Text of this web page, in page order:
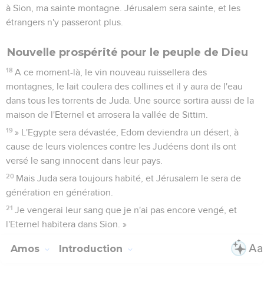
à Sion, ma sainte montagne. Jérusalem sera sainte, et les
étrangers n'y passeront plus.
Nouvelle prospérité pour le peuple de Dieu
18 A ce moment-là, le vin nouveau ruissellera des
montagnes, le lait coulera des collines et il y aura de l'eau
dans tous les torrents de Juda. Une source sortira aussi de la
maison de l'Eternel et arrosera la vallée de Sittim.
19 » L'Egypte sera dévastée, Edom deviendra un désert, à
cause de leurs violences contre les Judéens dont ils ont
versé le sang innocent dans leur pays.
20 Mais Juda sera toujours habité, et Jérusalem le sera de
génération en génération.
21 Je vengerai leur sang que je n'ai pas encore vengé, et
l'Eternel habitera dans Sion. »
Amos Introduction